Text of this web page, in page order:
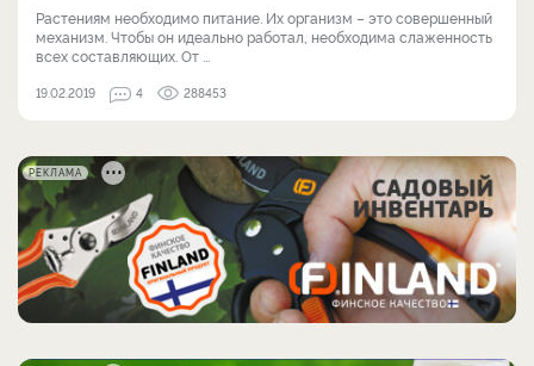
Растениям необходимо питание. Их организм – это совершенный
механизм. Чтобы он идеально работал, необходима слаженность
всех составляющих. От ...
19.02.2019 4 288453
РЕКЛАМА